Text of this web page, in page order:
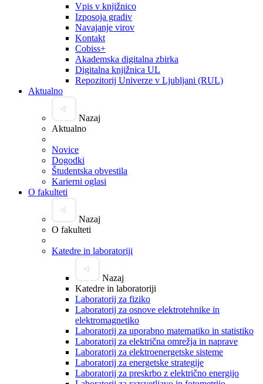
Vpis v knjižnico
Izposoja gradiv
Navajanje virov
Kontakt
Cobiss+
Akademska digitalna zbirka
Digitalna knjižnica UL
Repozitorij Univerze v Ljubljani (RUL)
Aktualno
Nazaj
Aktualno
Novice
Dogodki
Študentska obvestila
Karierni oglasi
O fakulteti
Nazaj
O fakulteti
Katedre in laboratoriji
Nazaj
Katedre in laboratoriji
Laboratorij za fiziko
Laboratorij za osnove elektrotehnike in
elektromagnetiko
Laboratorij za uporabno matematiko in statistiko
Laboratorij za električna omrežja in naprave
Laboratorij za elektroenergetske sisteme
Laboratorij za energetske strategije
Laboratorij za preskrbo z električno energijo